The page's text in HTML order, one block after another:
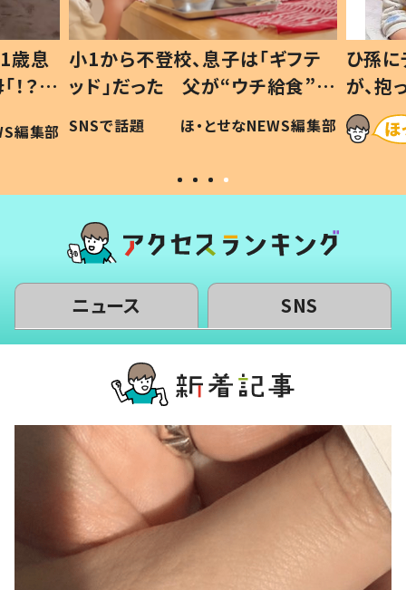
歳息
？」
編集部
小1から不登校、息子は「ギフテ
ッド」だった 父が“ウチ給食”を
作り続ける理由とは #令和の親
#令和の子
SNSで話題 ほ・とせなNEWS編集部
ひ孫
が、
「涙が
い」
ニュース SNS